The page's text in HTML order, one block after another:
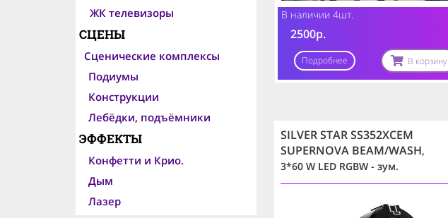
ЖК телевизоры
СЦЕНЫ
Сценические комплексы
Подиумы
Конструкции
Лебёдки, подъёмники
ЭФФЕКТЫ
Конфетти и Крио.
Дым
Лазер
В наличии 4шт.
2500р.
Подробнее В корзину
SILVER STAR SS352XCEM
SUPERNOVA BEAM/WASH,
3*60 W LED RGBW - зум.